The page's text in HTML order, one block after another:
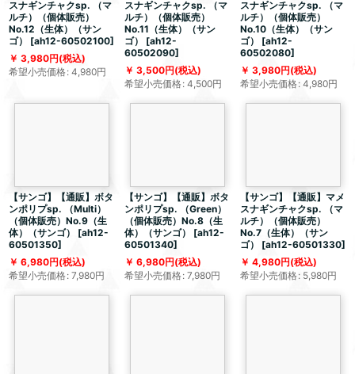
スナギンチャクsp. （マ
ルチ）（個体販売）
No.12（生体）（サン
ゴ）
[ah12-60502100]
3,980円(税込)
希望小売価格: 4,980円
スナギンチャクsp. （マ
ルチ）（個体販売）
No.11（生体）（サン
ゴ）
[ah12-
60502090]
3,500円(税込)
希望小売価格: 4,500円
スナギンチャクsp. （マ
ルチ）（個体販売）
No.10（生体）（サン
ゴ）
[ah12-
60502080]
3,980円(税込)
希望小売価格: 4,980円
【サンゴ】【通販】ボタ
ンポリプsp. （Multi）
（個体販売）No.9（生
体）（サンゴ）
[ah12-
60501350]
6,980円(税込)
希望小売価格: 7,980円
【サンゴ】【通販】ボタ
ンポリプsp. （Green）
（個体販売）No.8（生
体）（サンゴ）
[ah12-
60501340]
6,980円(税込)
希望小売価格: 7,980円
【サンゴ】【通販】マメ
スナギンチャクsp. （マ
ルチ）（個体販売）
No.7（生体）（サン
ゴ）
[ah12-60501330]
4,980円(税込)
希望小売価格: 5,980円